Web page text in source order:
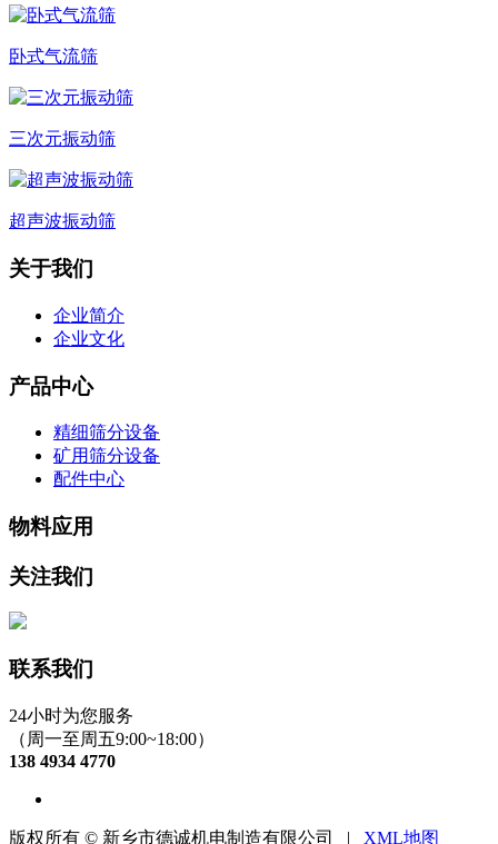
卧式气流筛
三次元振动筛
超声波振动筛
关于我们
企业简介
企业文化
产品中心
精细筛分设备
矿用筛分设备
配件中心
物料应用
关注我们
联系我们
24小时为您服务
（周一至周五9:00~18:00）
138 4934 4770
版权所有 © 新乡市德诚机电制造有限公司 | XML地图